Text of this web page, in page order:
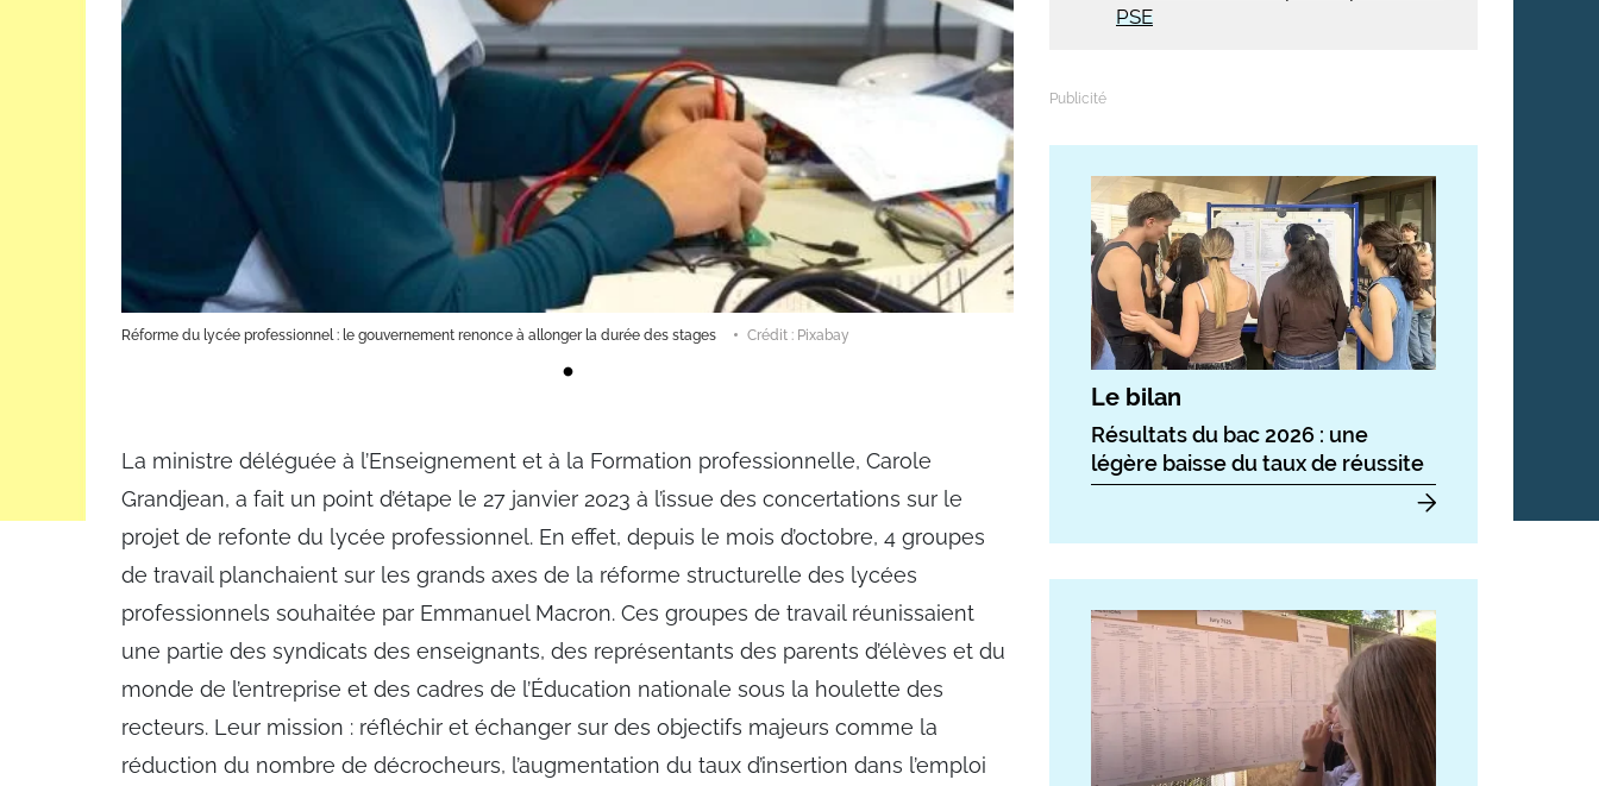
Réforme du lycée professionnel : le gouvernement renonce à allonger la durée des stages Crédit : Pixabay
La ministre déléguée à l’Enseignement et à la Formation professionnelle, Carole
Grandjean, a fait un point d’étape le 27 janvier 2023 à l’issue des concertations sur le
projet de refonte du lycée professionnel. En effet, depuis le mois d’octobre, 4 groupes
de travail planchaient sur les grands axes de la réforme structurelle des lycées
professionnels souhaitée par Emmanuel Macron. Ces groupes de travail réunissaient
une partie des syndicats des enseignants, des représentants des parents d’élèves et du
monde de l’entreprise et des cadres de l’Éducation nationale sous la houlette des
recteurs. Leur mission : réfléchir et échanger sur des objectifs majeurs comme la
réduction du nombre de décrocheurs, l’augmentation du taux d’insertion dans l’emploi
PSE
Le bilan
Résultats du bac 2026 : une
légère baisse du taux de réussite